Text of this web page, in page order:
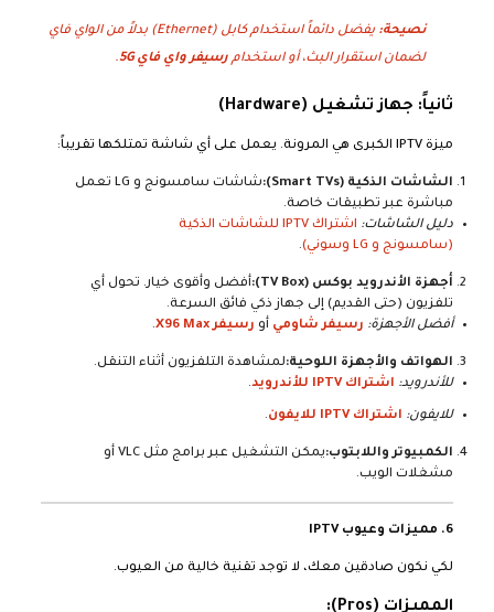
نصيحة:
يفضل دائماً استخدام كابل (Ethernet) بدلاً من الواي فاي
لضمان استقرار البث، أو استخدامرسيفر واي فاي 5G .
ثانياً: جهاز تشغيل (Hardware)
ميزة IPTV الكبرى هي المرونة. يعمل على أي شاشة تمتلكها تقريباً:
الشاشات الذكية (Smart TVs):
شاشات سامسونج و LG تعمل
مباشرة عبر تطبيقات خاصة.
دليل الشاشات:
اشتراك IPTV للشاشات الذكية
(سامسونج و LG وسوني)
.
أجهزة الأندرويد بوكس (TV Box):
أفضل وأقوى خيار. تحول أي
تلفزيون (حتى القديم) إلى جهاز ذكي فائق السرعة.
أفضل الأجهزة: رسيفر شاومي أو رسيفر X96 Max .
الهواتف والأجهزة اللوحية:لمشاهدة التلفزيون أثناء التنقل.
للأندرويد: اشتراك IPTV للأندرويد .
للايفون: اشتراك IPTV للايفون .
الكمبيوتر واللابتوب:
يمكن التشغيل عبر برامج مثل VLC أو
مشغلات الويب.
6. مميزات وعيوب IPTV
لكي نكون صادقين معك، لا توجد تقنية خالية من العيوب.
المميزات (Pros):